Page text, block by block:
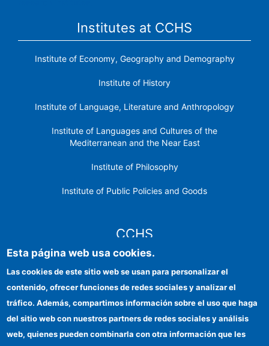
Institutes at CCHS
Institute of Economy, Geography and Demography
Institute of History
Institute of Language, Literature and Anthropology
Institute of Languages ​​and Cultures of the
Mediterranean and the Near East
Institute of Philosophy
Institute of Public Policies and Goods
CCHS
Institutional identity
FEDER funds
Esta página web usa cookies.
Las cookies de este sitio web se usan para personalizar el
contenido, ofrecer funciones de redes sociales y analizar el
tráfico. Además, compartimos información sobre el uso que haga
del sitio web con nuestros partners de redes sociales y análisis
web, quienes pueden combinarla con otra información que les